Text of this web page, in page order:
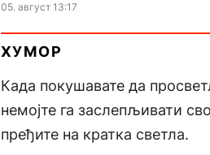
05. август 13:17
ХУМОР
Када покушавате да
немојте га заслепљивати
пређите на кратка светла.